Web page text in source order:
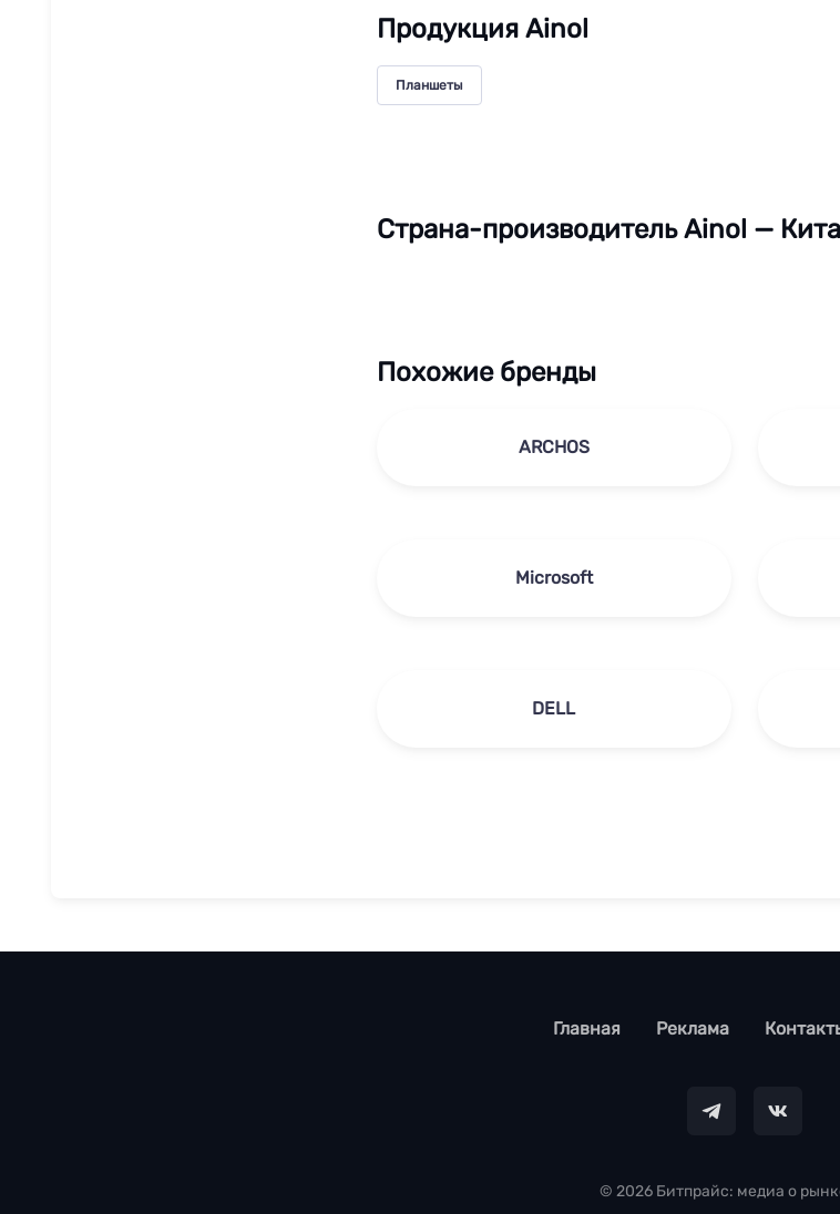
Продукция Ainol
Планшеты
Страна-производитель Ainol —
Похожие бренды
ARCHOS
Microsoft
DELL
footer
Главная Реклама
© 2026 Битпрайс: медиа о